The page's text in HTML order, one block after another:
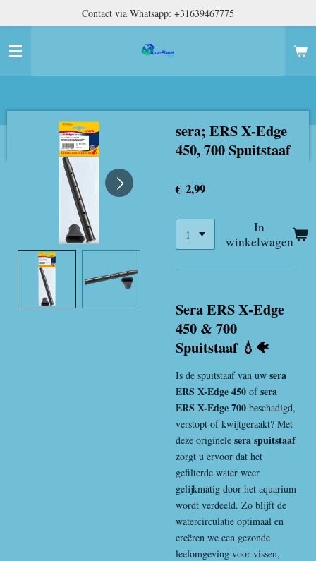
naar
hoofdinhoud
Contact via Whatsapp: +31639467775
sera; ERS X-Edge
450, 700 Spuitstaaf
€ 2,99
In
winkelwagen
Sera ERS X-Edge
450 & 700
Spuitstaaf 💧🐠
Is de spuitstaaf van uw sera
ERS X-Edge 450 ofsera
ERS X-Edge 700 beschadigd,
verstopt of kwijtgeraakt? Met
deze originele sera spuitstaaf
zorgt u ervoor dat het
gefilterde water weer
gelijkmatig door het aquarium
wordt verdeeld. Zo blijft de
watercirculatie optimaal en
creëren we een gezonde
leefomgeving voor vissen,